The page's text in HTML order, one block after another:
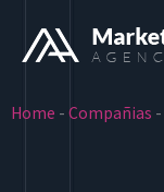
contenido
Home - Compañias -